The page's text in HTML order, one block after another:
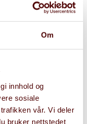
Om
innhold og
sosiale
vår. Vi deler
bruker nettstedet
DORA,
IKT sikkerhet,
og engasjert
og høy
av å forstå
å sammen jobbe